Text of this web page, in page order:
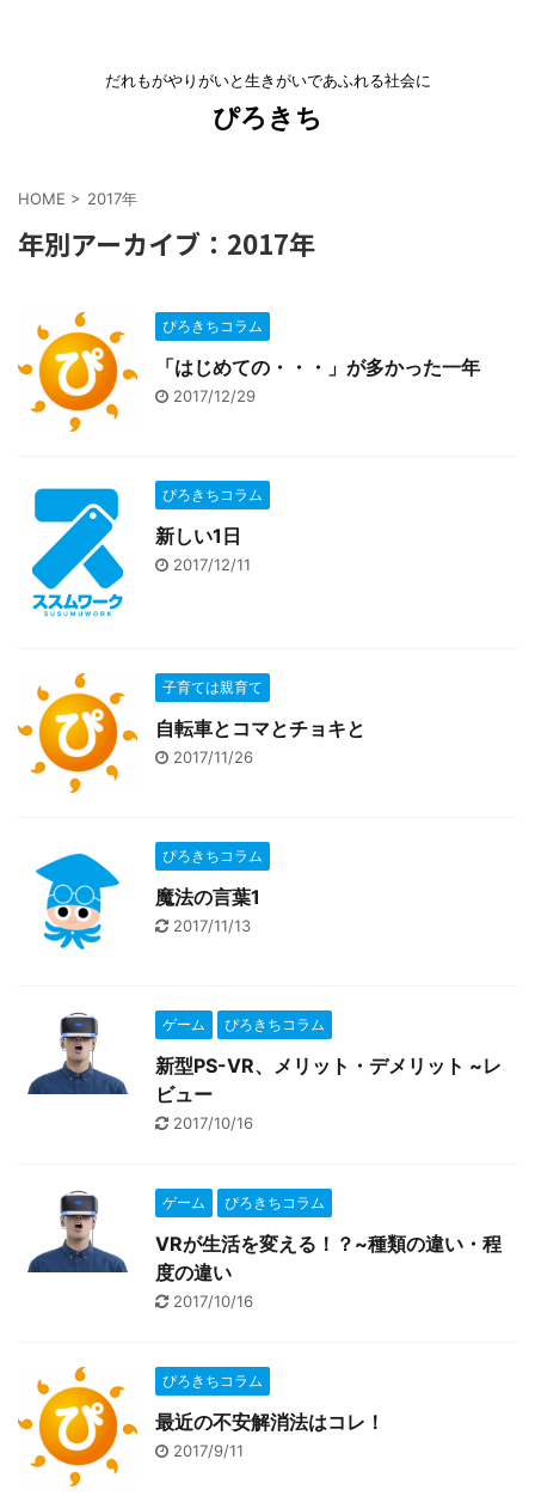
だれもがやりがいと生きがいであふれる社会に
ぴろきち
HOME > 2017年
年別アーカイブ：2017年
ぴろきちコラム
「はじめての・・・」が多かった一年
2017/12/29
ぴろきちコラム
新しい1日
2017/12/11
子育ては親育て
自転車とコマとチョキと
2017/11/26
ぴろきちコラム
魔法の言葉1
2017/11/13
ゲーム ぴろきちコラム
新型PS-VR、メリット・デメリット ~レ
ビュー
2017/10/16
ゲーム ぴろきちコラム
VRが生活を変える！？~種類の違い・程
度の違い
2017/10/16
ぴろきちコラム
最近の不安解消法はコレ！
2017/9/11